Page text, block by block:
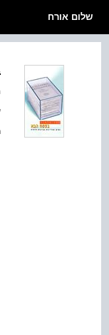
שלום אורח